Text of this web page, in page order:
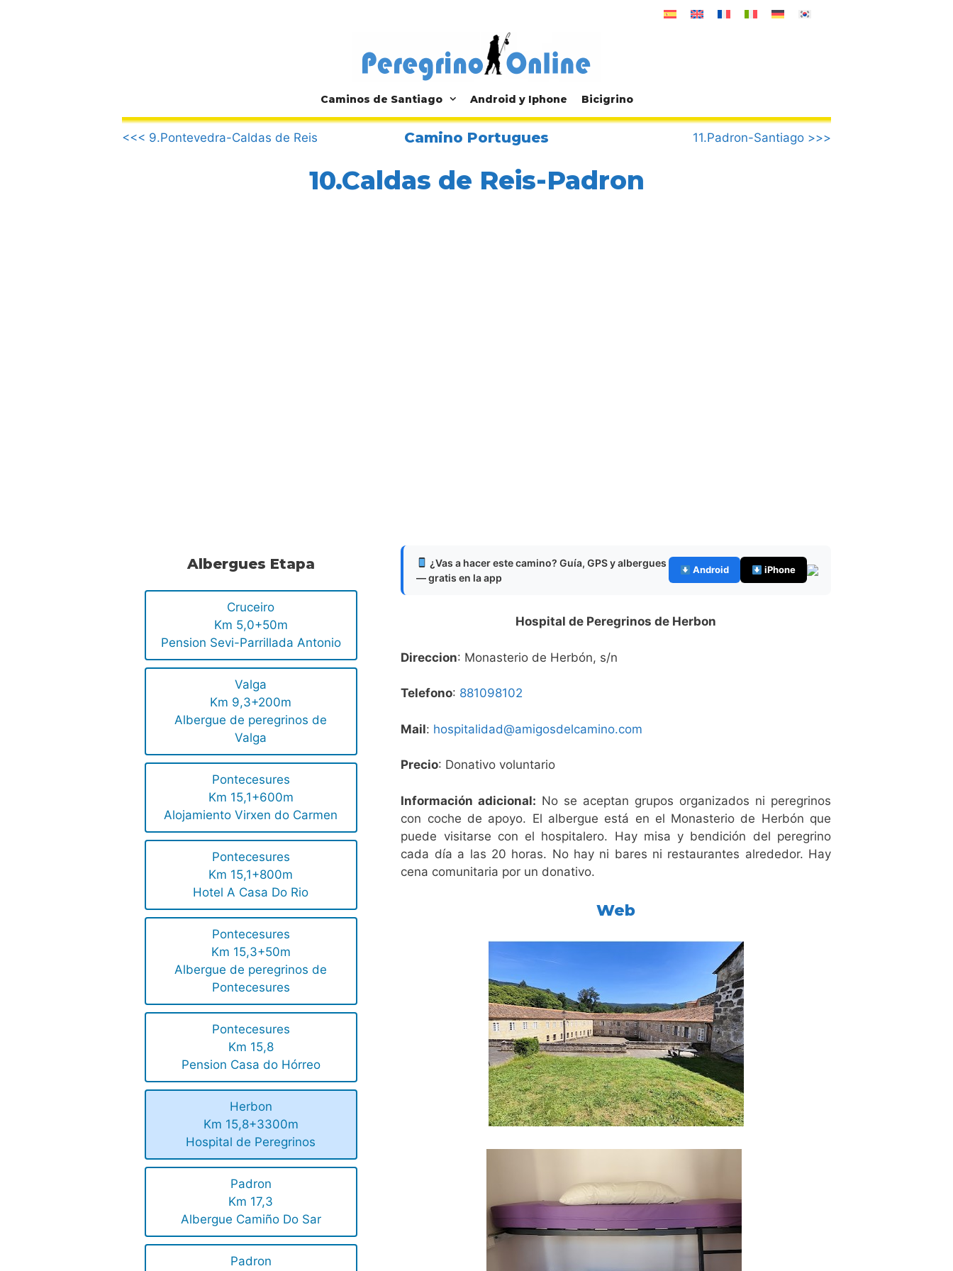
Caminos de Santiago Android y Iphone Bicigrino
.
<<< 9.Pontevedra-Caldas de Reis
Camino Portugues 11.Padron-Santiago >>>
10.Caldas de Reis-Padron
Albergues Etapa
Cruceiro
Km 5,0+50m
Pension Sevi-Parrillada Antonio
Valga
Km 9,3+200m
Albergue de peregrinos de
Valga
Pontecesures
Km 15,1+600m
Alojamiento Virxen do Carmen
Pontecesures
Km 15,1+800m
Hotel A Casa Do Rio
Pontecesures
Km 15,3+50m
Albergue de peregrinos de
Pontecesures
Pontecesures
Km 15,8
Pension Casa do Hórreo
Herbon
Km 15,8+3300m
Hospital de Peregrinos
Padron
Km 17,3
Albergue Camiño Do Sar
Padron
¿Vas a hacer este camino? Guía, GPS y albergues
— gratis en la app
Android iPhone
Hospital de Peregrinos de Herbon
Direccion: Monasterio de Herbón, s/n
Telefono: 881098102
Mail: hospitalidad@amigosdelcamino.com
Precio: Donativo voluntario
Información adicional: No se aceptan grupos organizados ni peregrinos
con coche de apoyo. El albergue está en el Monasterio de Herbón que
puede visitarse con el hospitalero. Hay misa y bendición del peregrino
cada día a las 20 horas. No hay ni bares ni restaurantes alrededor. Hay
cena comunitaria por un donativo.
Web